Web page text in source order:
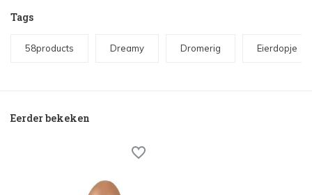
Tags
58products Dreamy Dromerig Eierdopje
Eerder bekeken